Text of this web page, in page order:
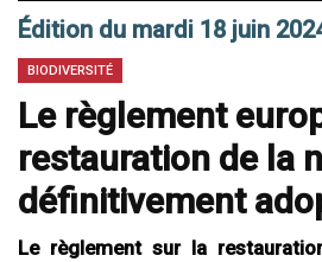
Édition du mardi 18 juin
BIODIVERSITÉ
Le règlement
restauration de la
définitivement
Le règlement sur la